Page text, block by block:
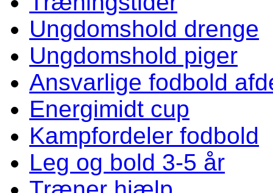
Ungdomshold drenge
Ungdomshold piger
Ansvarlige fodbold
Energimidt cup
Kampfordeler fodbold
Leg og bold 3-5 år